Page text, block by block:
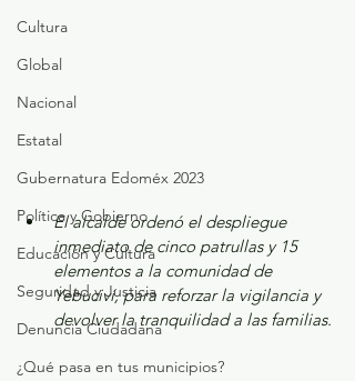
Cultura
Global
Nacional
Estatal
Gubernatura Edoméx 2023
Política y Gobierno
Educación y Cultura
Seguridad y Justicia
Denuncia Ciudadana
¿Qué pasa en tus municipios?
El alcalde ordenó el despliegue
inmediato de cinco patrullas y 15
elementos a la comunidad de
Yebuciví, para reforzar la vigilancia y
devolver la tranquilidad a las familias.